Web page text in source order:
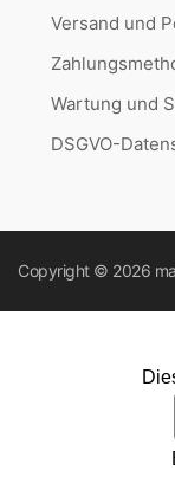
Versand und
Wartung und
DSGVO-
Copyright © 2026